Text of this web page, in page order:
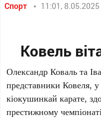
Спорт 11:01, 8.05.2025
Ковель
Олександр Коваль та
представники Ковеля, у
кіокушинкай карате,
престижному